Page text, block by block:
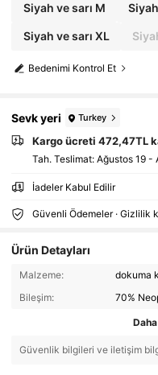
Siyah ve sarı M
Siyah ve sarı XL
Bedenimi Kontrol Et
Sevk yeri Turkey
Kargo ücreti 472,47TL
Tah. Teslimat: Ağustos 19 -
İadeler Kabul Edilir
Güvenli Ödemeler · Gizlilik
Ürün Detayları
Malzeme:
dokuma
Bileşim:
70%
Güvenlik bilgileri ve iletişim